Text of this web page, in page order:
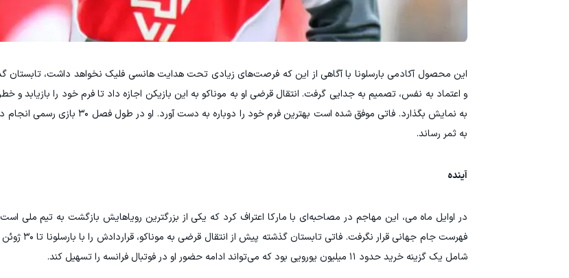
این محصول آکادمی بارسلونا با آگاهی از این که فرصت‌های زیادی تحت هدایت هانسی فلیک نخواهد داشت، تابستان
و اعتماد به نفس، تصمیم به جدایی گرفت. انتقال قرضی او به موناکو به این بازیکن اجازه داد تا فرم خود را بازیابد و
به ثمر رساند.
آینده
در اوایل ماه می، این مهاجم در مصاحبه‌ای با مارکا اعتراف کرد که یکی از بزرگترین رویاهایش بازگشت به تیم ملی
شامل یک گزینه خرید حدود ۱۱ میلیون یورویی بود که می‌تواند ادامه حضور او در فوتبال فرانسه را تسهیل کند.